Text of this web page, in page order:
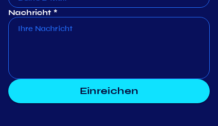
Nachricht *
Einreichen